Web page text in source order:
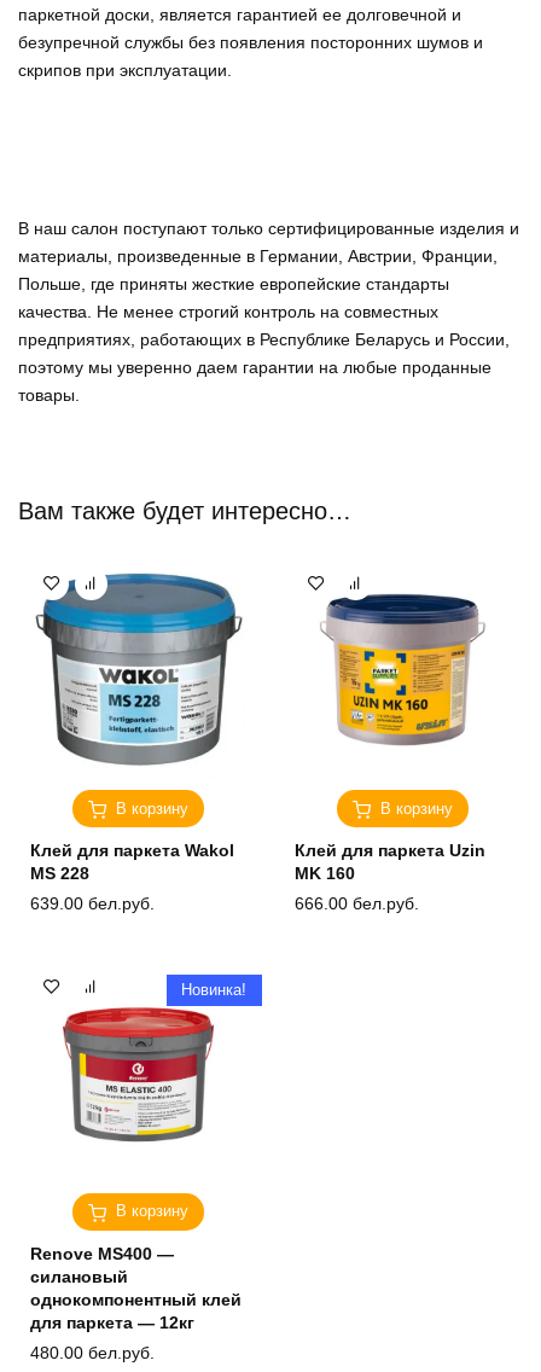
паркетной доски, является гарантией ее долговечной и
безупречной службы без появления посторонних шумов и
скрипов при эксплуатации.
В наш салон поступают только сертифицированные изделия и
материалы, произведенные в Германии, Австрии, Франции,
Польше, где приняты жесткие европейские стандарты
качества. Не менее строгий контроль на совместных
предприятиях, работающих в Республике Беларусь и России,
поэтому мы уверенно даем гарантии на любые проданные
товары
Вам также будет интересно…
В корзину
Клей для паркета Wakol
MS 228
639.00 бел.руб.
В корзину
Клей для паркета Uzin
MK 160
666.00 бел.руб.
В корзину
Новинка!
Renove MS400 —
силановый
однокомпонентный клей
для паркета — 12кг
480.00 бел.руб.